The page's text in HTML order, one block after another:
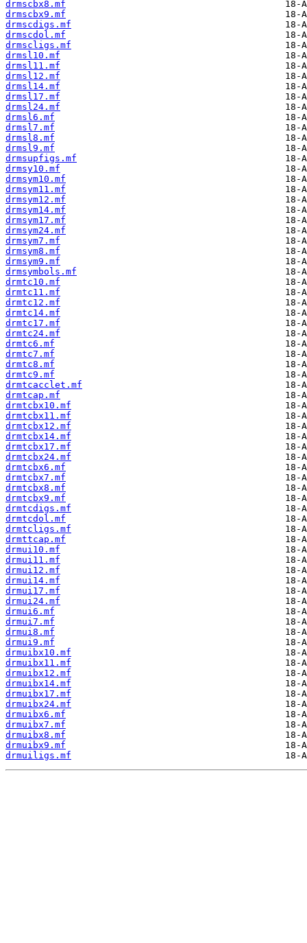
drmscbx8.mf
drmscbx9.mf
drmscdigs.mf
drmscdol.mf
drmscligs.mf
drmsl10.mf
drmsl11.mf
drmsl12.mf
drmsl14.mf
drmsl17.mf
drmsl24.mf
drmsl6.mf
drmsl7.mf
drmsl8.mf
drmsl9.mf
drmsupfigs.mf
drmsy10.mf
drmsym10.mf
drmsym11.mf
drmsym12.mf
drmsym14.mf
drmsym17.mf
drmsym24.mf
drmsym7.mf
drmsym8.mf
drmsym9.mf
drmsymbols.mf
drmtc10.mf
drmtc11.mf
drmtc12.mf
drmtc14.mf
drmtc17.mf
drmtc24.mf
drmtc6.mf
drmtc7.mf
drmtc8.mf
drmtc9.mf
drmtcacclet.mf
drmtcap.mf
drmtcbx10.mf
drmtcbx11.mf
drmtcbx12.mf
drmtcbx14.mf
drmtcbx17.mf
drmtcbx24.mf
drmtcbx6.mf
drmtcbx7.mf
drmtcbx8.mf
drmtcbx9.mf
drmtcdigs.mf
drmtcdol.mf
drmtcligs.mf
drmttcap.mf
drmui10.mf
drmui11.mf
drmui12.mf
drmui14.mf
drmui17.mf
drmui24.mf
drmui6.mf
drmui7.mf
drmui8.mf
drmui9.mf
drmuibx10.mf
drmuibx11.mf
drmuibx12.mf
drmuibx14.mf
drmuibx17.mf
drmuibx24.mf
drmuibx6.mf
drmuibx7.mf
drmuibx8.mf
drmuibx9.mf
drmuiligs.mf